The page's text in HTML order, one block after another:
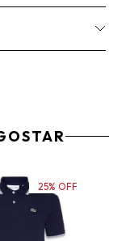
25% OFF